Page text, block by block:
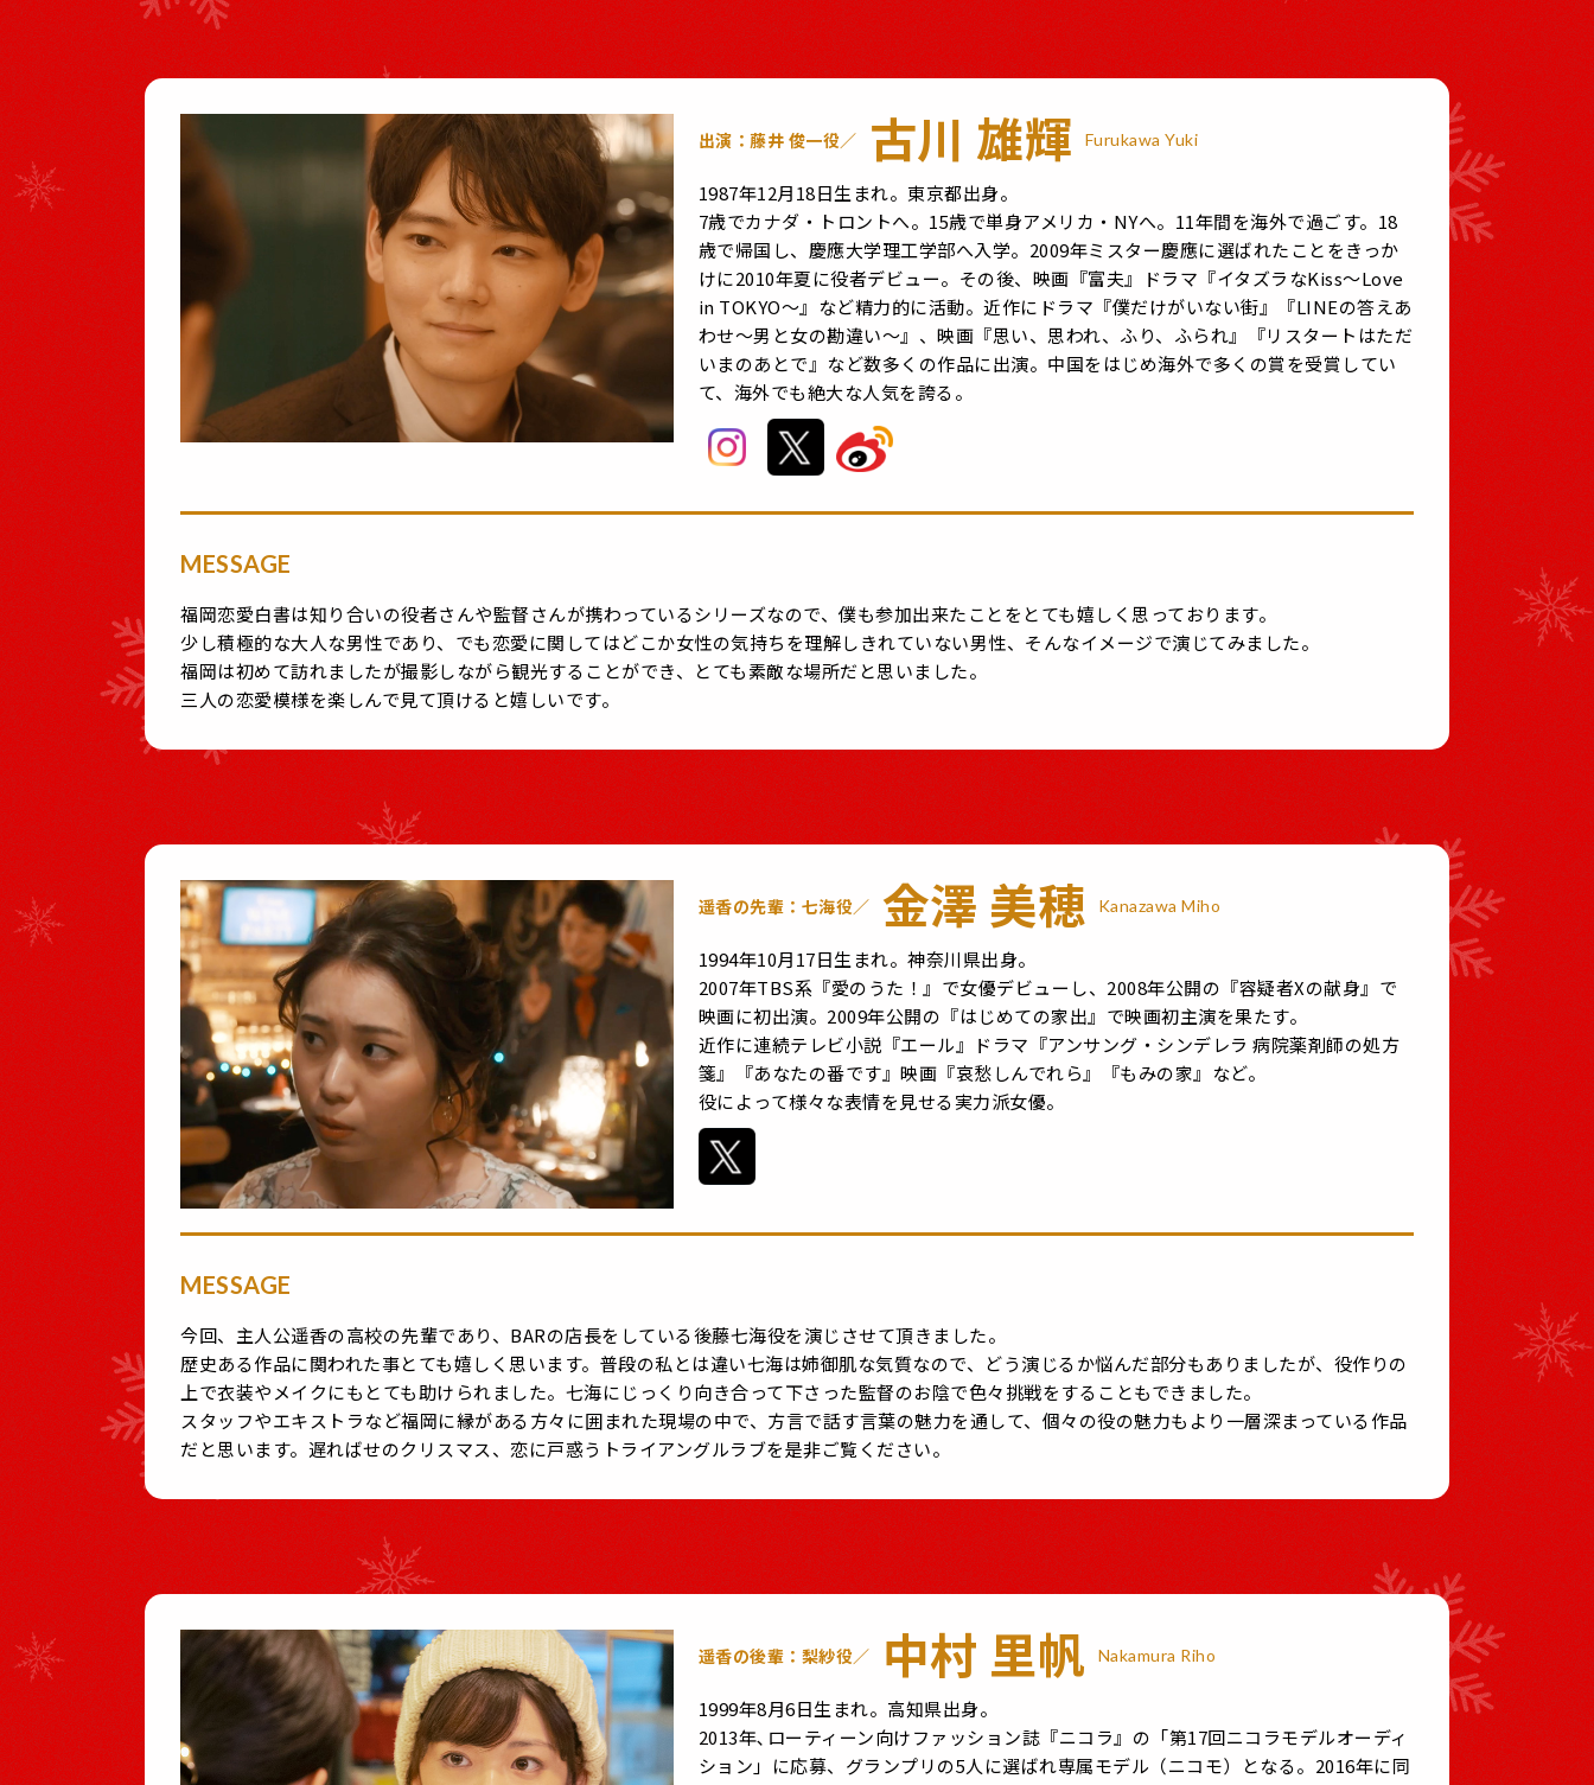
出演：藤井 俊一役／ 古川 雄輝 Furukawa Yuki
1987年12月18日生まれ。東京都出身。
7歳でカナダ・トロントへ。15歳で単身アメリカ・NYへ。11年間を海外で過ごす。18
歳で帰国し、慶應大学理工学部へ入学。2009年ミスター慶應に選ばれたことをきっか
けに2010年夏に役者デビュー。その後、映画『富夫』ドラマ『イタズラなKiss～Love
in TOKYO～』など精力的に活動。近作にドラマ『僕だけがいない街』『LINEの答えあ
わせ～男と女の勘違い～』、映画『思い、思われ、ふり、ふられ』『リスタートはただ
いまのあとで』など数多くの作品に出演。中国をはじめ海外で多くの賞を受賞してい
て、海外でも絶大な人気を誇る。
MESSAGE
福岡恋愛白書は知り合いの役者さんや監督さんが携わっているシリーズなので、僕も参加出来たことをとても嬉しく思っております。
少し積極的な大人な男性であり、でも恋愛に関してはどこか女性の気持ちを理解しきれていない男性、そんなイメージで演じてみました。
福岡は初めて訪れましたが撮影しながら観光することができ、とても素敵な場所だと思いました。
三人の恋愛模様を楽しんで見て頂けると嬉しいです。
遥香の先輩：七海役／ 金澤 美穂 Kanazawa Miho
1994年10月17日生まれ。神奈川県出身。
2007年TBS系『愛のうた！』で女優デビューし、2008年公開の『容疑者Xの献身』で
映画に初出演。2009年公開の『はじめての家出』で映画初主演を果たす。
近作に連続テレビ小説『エール』ドラマ『アンサング・シンデレラ 病院薬剤師の処方
箋』『あなたの番です』映画『哀愁しんでれら』『もみの家』など。
役によって様々な表情を見せる実力派女優。
MESSAGE
今回、主人公遥香の高校の先輩であり、BARの店長をしている後藤七海役を演じさせて頂きました。
歴史ある作品に関われた事とても嬉しく思います。普段の私とは違い七海は姉御肌な気質なので、どう演じるか悩んだ部分もありましたが、役作りの
上で衣装やメイクにもとても助けられました。七海にじっくり向き合って下さった監督のお陰で色々挑戦をすることもできました。
スタッフやエキストラなど福岡に縁がある方々に囲まれた現場の中で、方言で話す言葉の魅力を通して、個々の役の魅力もより一層深まっている作品
だと思います。遅ればせのクリスマス、恋に戸惑うトライアングルラブを是非ご覧ください。
遥香の後輩：梨紗役／ 中村 里帆 Nakamura Riho
1999年8月6日生まれ。高知県出身。
2013年､ローティーン向けファッション誌『ニコラ』の「第17回ニコラモデルオーディ
ション」に応募、グランプリの5人に選ばれ専属モデル（ニコモ）となる。2016年に同